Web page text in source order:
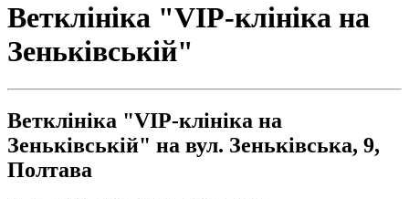
Ветклініка "VIP-клініка на
Зеньківській"
Ветклініка "VIP-клініка на
Зеньківській" на вул. Зеньківська, 9,
Полтава